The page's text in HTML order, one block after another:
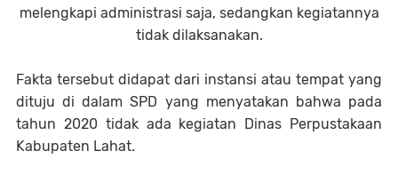
melengkapi administrasi saja, sedangkan kegiatannya
tidak dilaksanakan.
Fakta tersebut didapat dari instansi atau tempat yang
dituju di dalam SPD yang menyatakan bahwa pada
tahun 2020 tidak ada kegiatan Dinas Perpustakaan
Kabupaten Lahat.